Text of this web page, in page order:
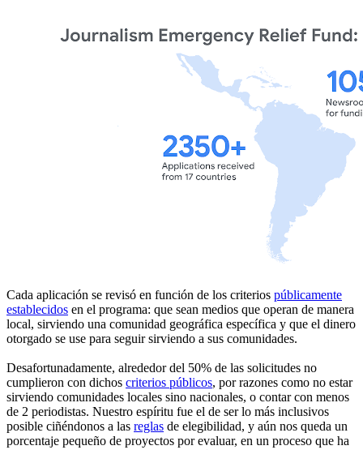
Cada aplicación se revisó en función de los criterios públicamente
establecidos en el programa: que sean medios que operan de manera
local, sirviendo una comunidad geográfica específica y que el dinero
otorgado se use para seguir sirviendo a sus comunidades.
Desafortunadamente, alrededor del 50% de las solicitudes no
cumplieron con dichos criterios públicos, por razones como no estar
sirviendo comunidades locales sino nacionales, o contar con menos
de 2 periodistas. Nuestro espíritu fue el de ser lo más inclusivos
posible ciñéndonos a las reglas de elegibilidad, y aún nos queda un
porcentaje pequeño de proyectos por evaluar, en un proceso que ha